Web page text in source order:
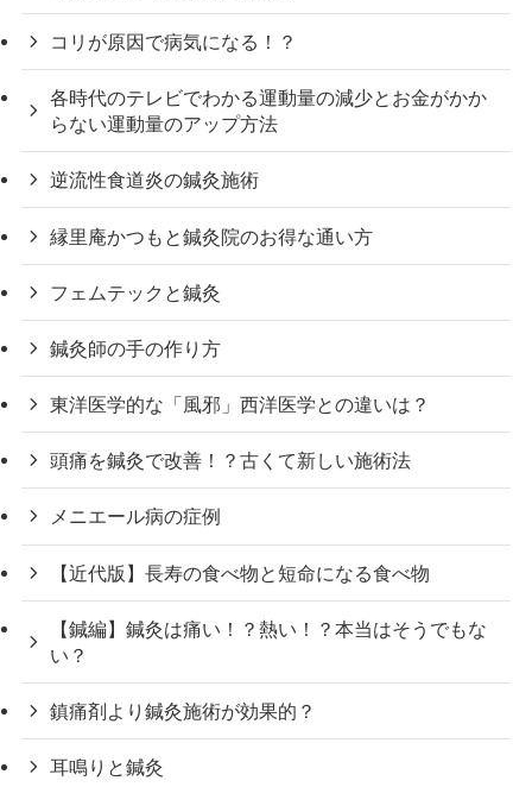
コリが原因で病気になる！？
各時代のテレビでわかる運動量の減少とお金がかか
らない運動量のアップ方法
逆流性食道炎の鍼灸施術
縁里庵かつもと鍼灸院のお得な通い方
フェムテックと鍼灸
鍼灸師の手の作り方
東洋医学的な「風邪」西洋医学との違いは？
頭痛を鍼灸で改善！？古くて新しい施術法
メニエール病の症例
【近代版】長寿の食べ物と短命になる食べ物
【鍼編】鍼灸は痛い！？熱い！？本当はそうでもな
い？
鎮痛剤より鍼灸施術が効果的？
耳鳴りと鍼灸